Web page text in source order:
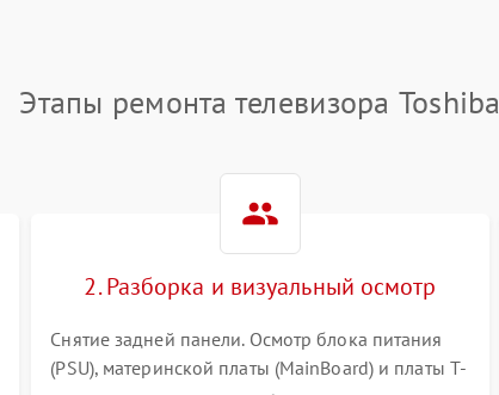
Этапы ремонта телевизора Toshiba
2. Разборка и визуальный осмотр
Снятие задней панели. Осмотр блока питания
(PSU), материнской платы (MainBoard) и платы T-